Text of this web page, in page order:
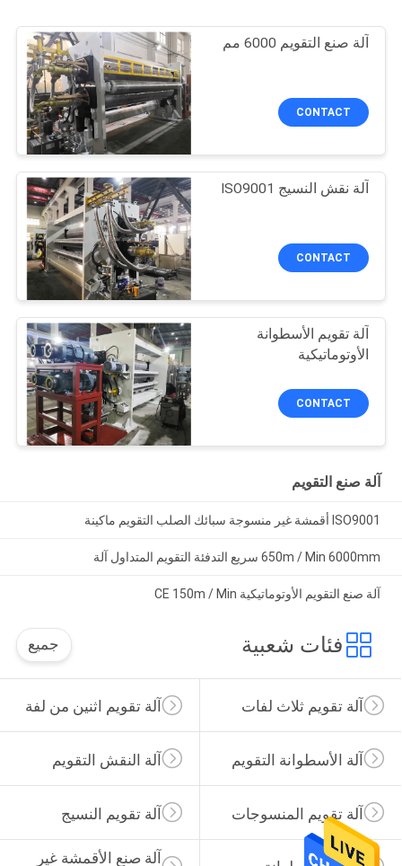
آلة صنع التقويم 6000 مم
CONTACT
آلة نقش النسيج ISO9001
CONTACT
آلة تقويم الأسطوانة
الأوتوماتيكية
CONTACT
آلة صنع التقويم
ISO9001 أقمشة غير منسوجة سبائك الصلب التقويم ماكينة
650m / Min 6000mm سريع التدفئة التقويم المتداول آلة
آلة صنع التقويم الأوتوماتيكية CE 150m / Min
فئات شعبية جميع
آلة تقويم اثنين من لفة آلة تقويم ثلاث لفات
آلة النقش التقويم آلة الأسطوانة التقويم
آلة تقويم النسيج آلة تقويم المنسوجات
آلة صنع الأقمشة غير